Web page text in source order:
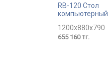
RB-120 Стол
компьютерный
1200x880x790
655 160 тг.